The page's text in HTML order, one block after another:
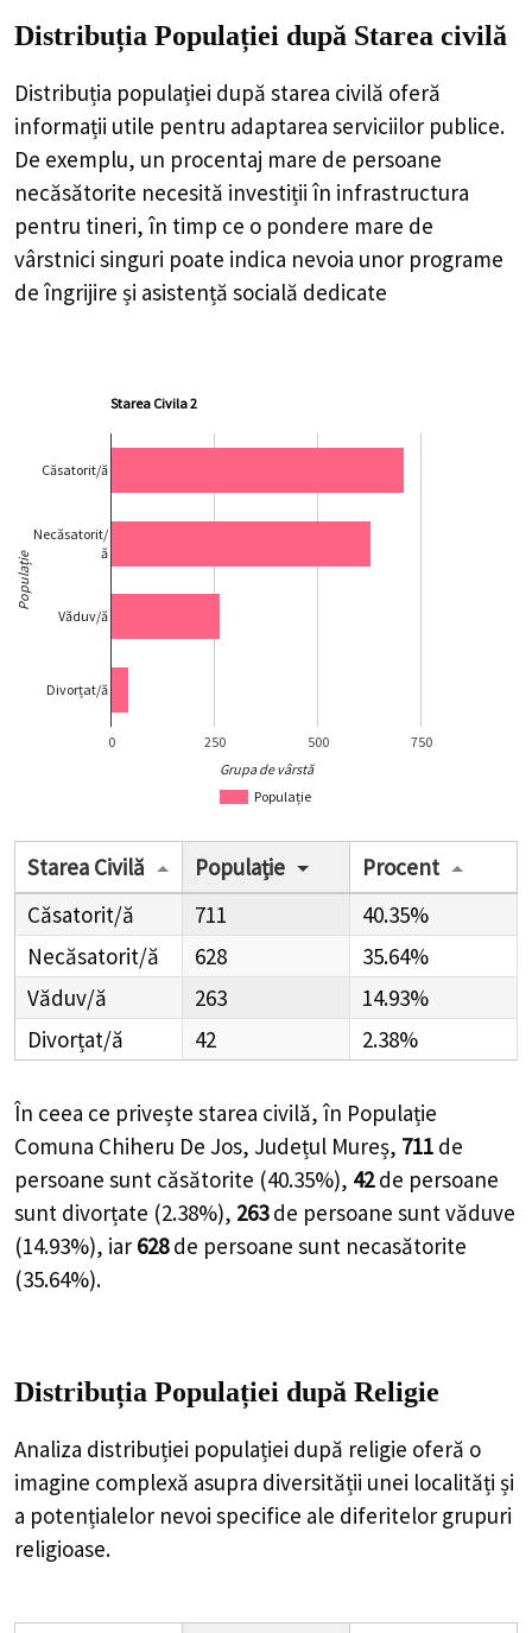
Distribuția Populației după Starea civilă
Distribuția populației după starea civilă oferă
informații utile pentru adaptarea serviciilor publice.
De exemplu, un procentaj mare de persoane
necăsătorite necesită investiții în infrastructura
pentru tineri, în timp ce o pondere mare de
vârstnici singuri poate indica nevoia unor programe
de îngrijire și asistență socială dedicate
Starea Civila 2
Populație
0 250 500 750
Căsatorit/ă
Necăsatorit/
ă
Văduv/ă
Divorțat/ă
Grupa de vârstă
Populație
Starea Civilă Populație
Procent
Căsatorit/ă
711
40.35%
Necăsatorit/ă
628
35.64%
Văduv/ă
263
14.93%
Divorțat/ă
42 2.38%
În ceea ce privește starea civilă, în Populație
Comuna Chiheru De Jos, Județul Mureș, 711 de
persoane sunt căsătorite (40.35%), 42 de persoane
sunt divorțate (2.38%), 263 de persoane sunt văduve
(14.93%), iar 628 de persoane sunt necasătorite
(35.64%).
Distribuția Populației după Religie
Analiza distribuției populației după religie oferă o
imagine complexă asupra diversității unei localități și
a potențialelor nevoi specifice ale diferitelor grupuri
religioase.